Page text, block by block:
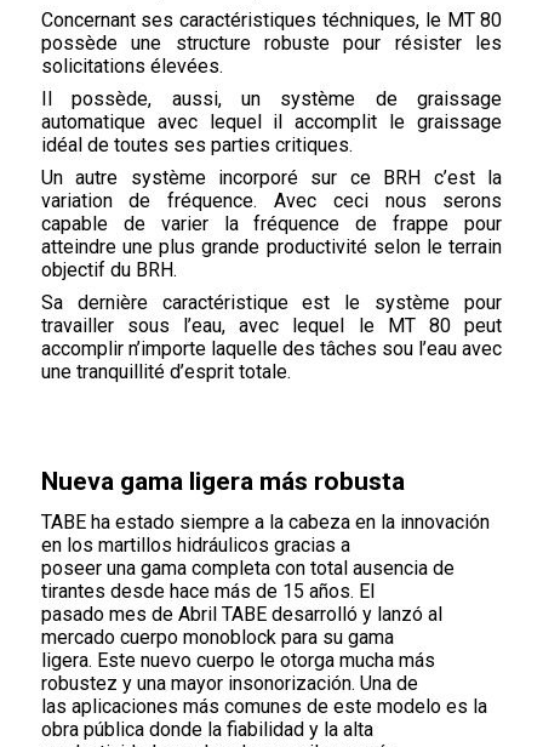
Concernant ses caractéristiques téchniques, le MT 80
possède une structure robuste pour résister les
solicitations élevées.
Il possède, aussi, un système de graissage
automatique avec lequel il accomplit le graissage
idéal de toutes ses parties critiques.
Un autre système incorporé sur ce BRH c’est la
variation de fréquence. Avec ceci nous serons
capable de varier la fréquence de frappe pour
atteindre une plus grande productivité selon le terrain
objectif du BRH.
Sa dernière caractéristique est le système pour
travailler sous l’eau, avec lequel le MT 80 peut
accomplir n’importe laquelle des tâches sou l’eau avec
une tranquillité d’esprit totale.
Nueva gama ligera más robusta
TABE ha estado siempre a la cabeza en la innovación
en los martillos hidráulicos gracias a
poseer una gama completa con total ausencia de
tirantes desde hace más de 15 años. El
pasado mes de Abril TABE desarrolló y lanzó al
mercado cuerpo monoblock para su gama
ligera. Este nuevo cuerpo le otorga mucha más
robustez y una mayor insonorización. Una de
las aplicaciones más comunes de este modelo es la
obra pública donde la fiabilidad y la alta